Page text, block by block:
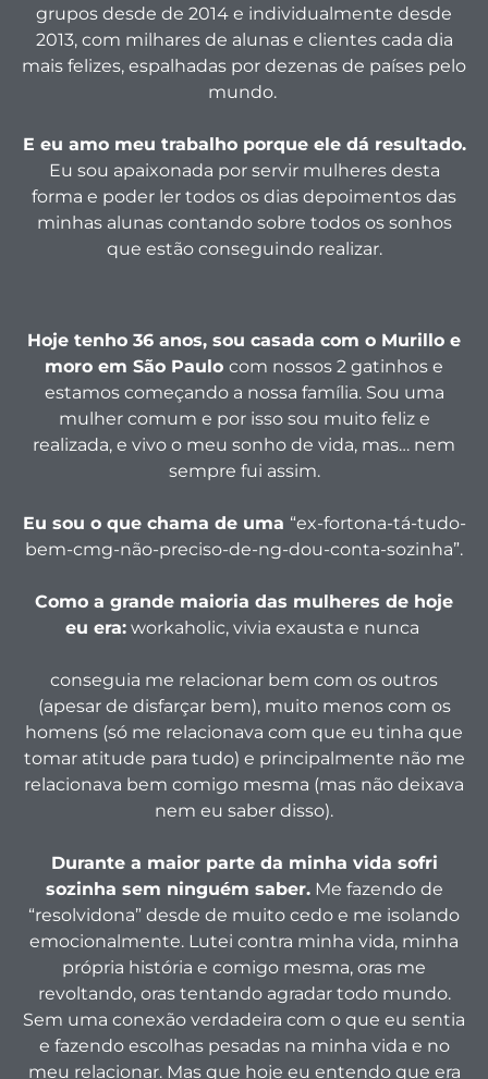
grupos desde de 2014 e individualmente desde
2013, com milhares de alunas e clientes cada dia
mais felizes, espalhadas por dezenas de países pelo
mundo.
E eu amo meu trabalho porque ele dá resultado.
Eu sou apaixonada por servir mulheres desta
forma e poder ler todos os dias depoimentos das
minhas alunas contando sobre todos os sonhos
que estão conseguindo realizar.
Hoje tenho 36 anos, sou casada com o Murillo e
moro em São Paulo com nossos 2 gatinhos e
estamos começando a nossa família. Sou uma
mulher comum e por isso sou muito feliz e
realizada, e vivo o meu sonho de vida, mas… nem
sempre fui assim.
Eu sou o que chama de uma “ex-fortona-tá-tudo-
bem-cmg-não-preciso-de-ng-dou-conta-sozinha”.
Como a grande maioria das mulheres de hoje
eu era:workaholic, vivia exausta e nunca
conseguia me relacionar bem com os outros
(apesar de disfarçar bem), muito menos com os
homens (só me relacionava com que eu tinha que
tomar atitude para tudo) e principalmente não me
relacionava bem comigo mesma (mas não deixava
nem eu saber disso).
Durante a maior parte da minha vida sofri
sozinha sem ninguém saber.Me fazendo de
“resolvidona” desde de muito cedo e me isolando
emocionalmente. Lutei contra minha vida, minha
própria história e comigo mesma, oras me
revoltando, oras tentando agradar todo mundo.
Sem uma conexão verdadeira com o que eu sentia
e fazendo escolhas pesadas na minha vida e no
meu relacionar. Mas que hoje eu entendo que era